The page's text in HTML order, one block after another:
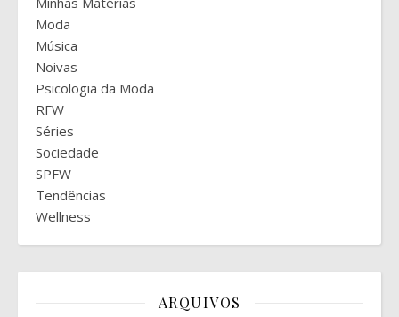
Moda
Música
Noivas
Psicologia da Moda
RFW
Séries
Sociedade
SPFW
Tendências
Wellness
ARQUIVOS